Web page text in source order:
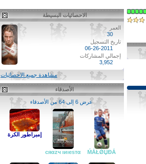
الاحصائيات البسيطة
العمر
30
تاريخ التسجيل
06-26-2011
إجمالي المشاركات
3,952
مشاهدة جميع الاحصائيات
الأصدقاء
عرض 6 إلى 64 من الأصدقاء
ḾẮŁǾЏĐẮ
إمبراطور الكرة